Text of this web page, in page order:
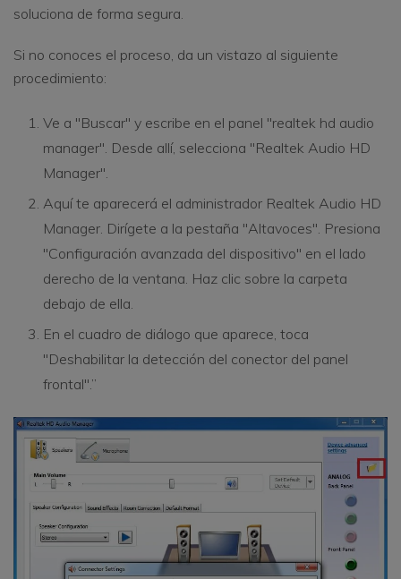
soluciona de forma segura.
Si no conoces el proceso, da un vistazo al siguiente
procedimiento:
Ve a "Buscar" y escribe en el panel "realtek hd audio
manager". Desde allí, selecciona "Realtek Audio HD
Manager".
Aquí te aparecerá el administrador Realtek Audio HD
Manager. Dirígete a la pestaña "Altavoces". Presiona
"Configuración avanzada del dispositivo" en el lado
derecho de la ventana. Haz clic sobre la carpeta
debajo de ella.
En el cuadro de diálogo que aparece, toca
"Deshabilitar la detección del conector del panel
frontal".”